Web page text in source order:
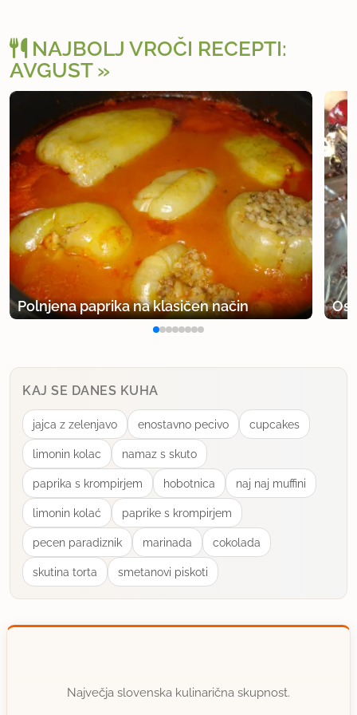
NAJBOLJ VROČI RECEPTI:
AVGUST
Polnjena paprika na klasičen način
KAJ SE DANES KUHA
jajca z zelenjavo enostavno pecivo cupcakes
limonin kolac namaz s skuto
paprika s krompirjem hobotnica naj naj muffini
limonin kolać paprike s krompirjem
pecen paradiznik marinada cokolada
skutina torta smetanovi piskoti
Največja slovenska kulinarična skupnost.